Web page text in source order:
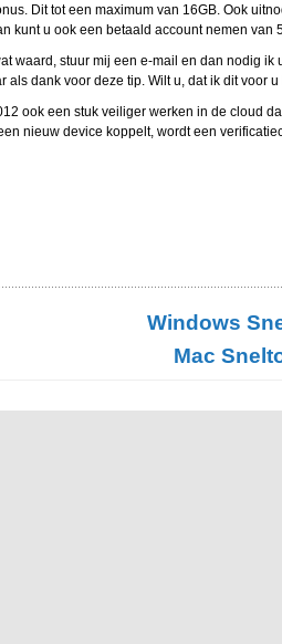
Dit tot een maximum van 16GB. Ook
kunt u ook een betaald account nemen van
waard, stuur mij een e-mail en dan nodig
als dank voor deze tip. Wilt u, dat ik dit voor
ook een stuk veiliger werken in de cloud
nieuw device koppelt, wordt een
Windows
Mac